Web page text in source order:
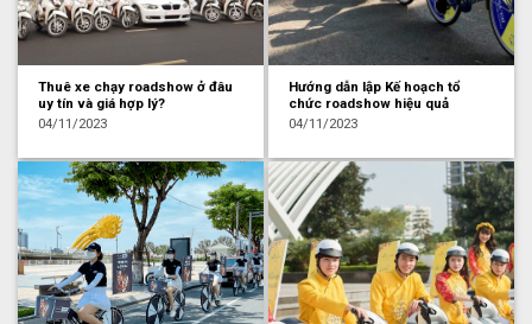
Thuê xe chạy roadshow ở đâu
uy tín và giá hợp lý?
04/11/2023
Hướng dẫn lập Kế hoạch tổ
chức roadshow hiệu quả
04/11/2023